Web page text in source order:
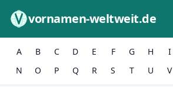
vornamen-weltweit.de
A B C D E F G H I
N
O P Q R S T U V